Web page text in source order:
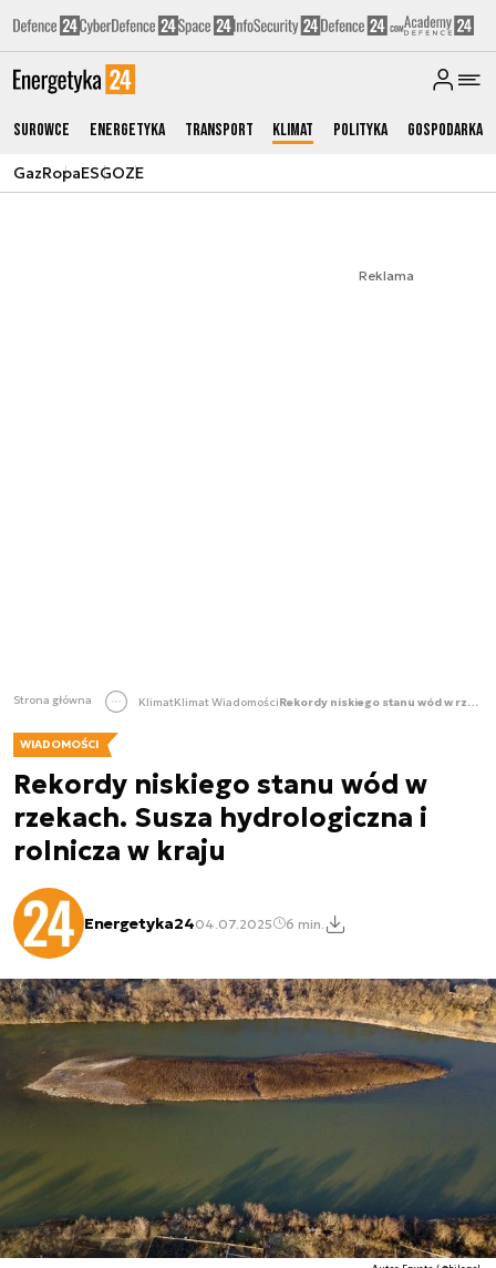
Surowce Energetyka Transport Klimat Polityka Gospodarka
GazRopaESGOZE
Reklama
Strona główna KlimatKlimat Wiadomości Rekordy niskiego stanu wód w rzekach. Susza hydrologiczna i rolnicza w kraju
WIADOMOŚCI
Rekordy niskiego stanu wód w
rzekach. Susza hydrologiczna i
rolnicza w kraju
Energetyka2404.07.2025 6 min.